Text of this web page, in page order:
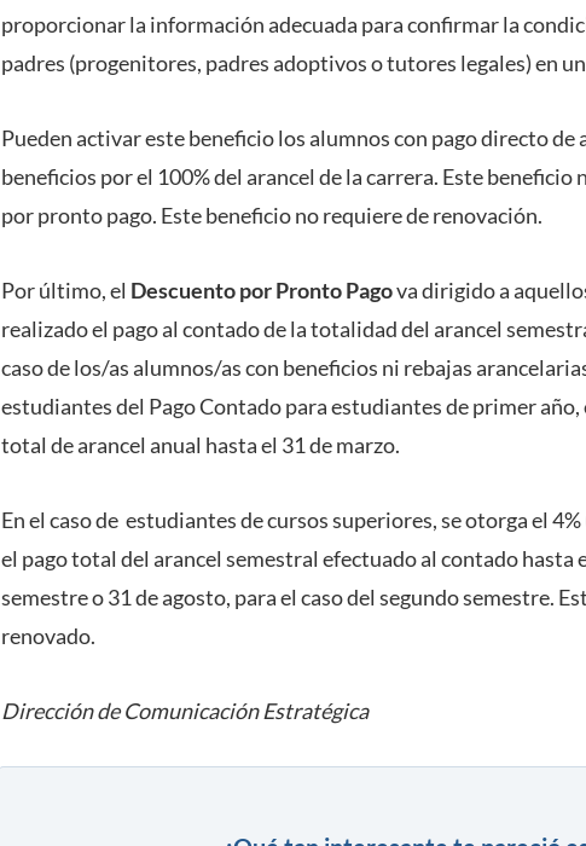
proporcionar la información adecuada para confirmar la
padres (progenitores, padres adoptivos o tutores legales) en
Pueden activar este beneficio los alumnos con pago directo de
beneficios por el 100% del arancel de la carrera. Este
por pronto pago. Este beneficio no requiere de renovación.
Por último, el Descuento por Pronto Pagova dirigido a
realizado el pago al contado de la totalidad del arancel
caso de los/as alumnos/as con beneficios ni rebajas
estudiantes del Pago Contado para estudiantes de primer año,
total de arancel anual hasta el 31 de marzo.
En el caso de estudiantes de cursos superiores, se otorga el
el pago total del arancel semestral efectuado al contado hasta
semestre o 31 de agosto, para el caso del segundo semestre.
renovado.
Dirección de Comunicación Estratégica